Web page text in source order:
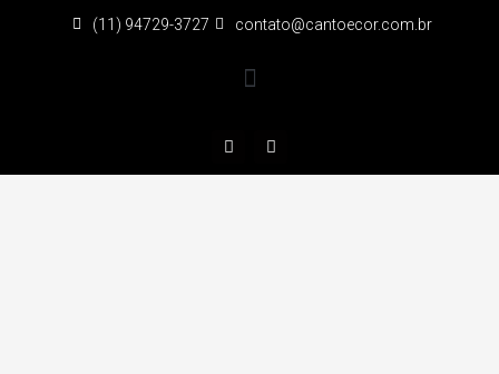
(11) 94729-3727 contato@cantoecor.com.br